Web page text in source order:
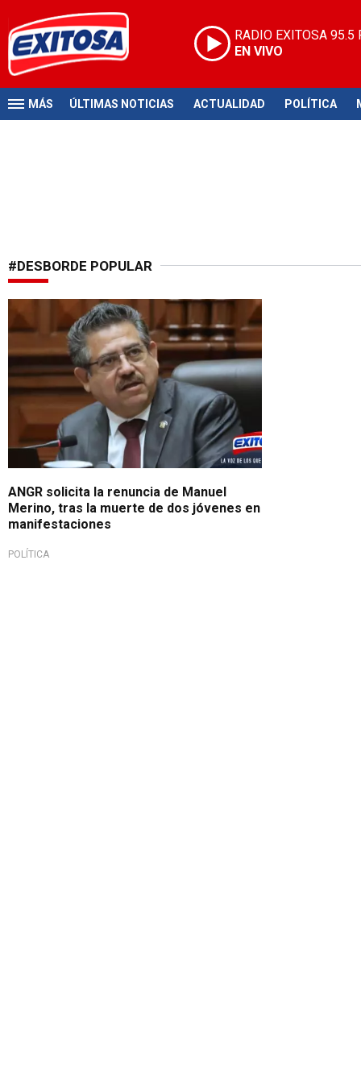
RADIO EXITOSA 95.5
EN VIVO
MÁS ÚLTIMAS NOTICIAS ACTUALIDAD POLÍTICA
#DESBORDE POPULAR
ANGR solicita la renuncia de Manuel
Merino, tras la muerte de dos jóvenes en
manifestaciones
POLÍTICA